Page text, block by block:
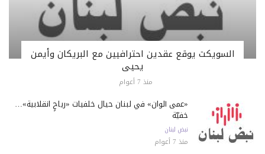
السويكت يوقع عقدين احترافيين مع البريكان وأيمن
يحيى
منذ 7 أعوام
«عمى ألوان» في لبنان حيال خلفيات «رياحٍ انقلابية»…
خفيّة
نبض لبنان
منذ 7 أعوام